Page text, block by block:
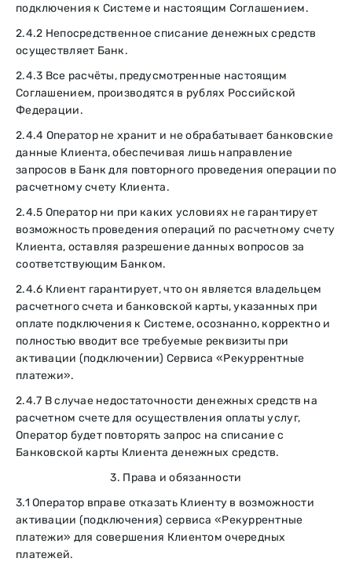
подключения к Системе и настоящим Соглашением.
2.4.2 Непосредственное списание денежных средств
осуществляет Банк.
2.4.3 Все расчёты, предусмотренные настоящим
Соглашением, производятся в рублях Российской
Федерации.
2.4.4 Оператор не хранит и не обрабатывает банковские
данные Клиента, обеспечивая лишь направление
запросов в Банк для повторного проведения операции по
расчетному счету Клиента.
2.4.5 Оператор ни при каких условиях не гарантирует
возможность проведения операций по расчетному счету
Клиента, оставляя разрешение данных вопросов за
соответствующим Банком.
2.4.6 Клиент гарантирует, что он является владельцем
расчетного счета и банковской карты, указанных при
оплате подключения к Системе, осознанно, корректно и
полностью вводит все требуемые реквизиты при
активации (подключении) Сервиса «Рекуррентные
платежи».
2.4.7 В случае недостаточности денежных средств на
расчетном счете для осуществления оплаты услуг,
Оператор будет повторять запрос на списание с
Банковской карты Клиента денежных средств.
3. Права и обязанности
3.1 Оператор вправе отказать Клиенту в возможности
активации (подключения) сервиса «Рекуррентные
платежи» для совершения Клиентом очередных
платежей.